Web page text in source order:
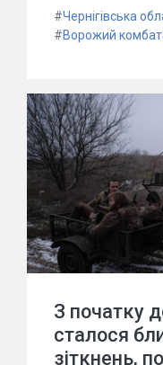
#Чернігівська
#Ворожий
З початку
сталося
зіткнень,